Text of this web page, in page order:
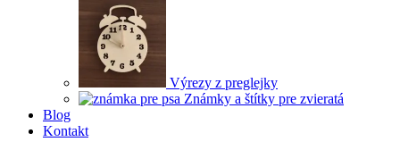
Výrezy z preglejky
Známky a štítky pre zvieratá
Blog
Kontakt